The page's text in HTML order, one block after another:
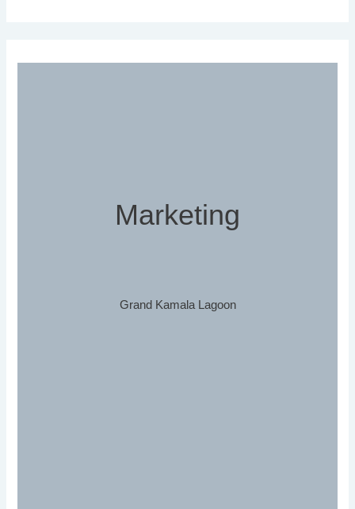
Marketing
Grand Kamala Lagoon